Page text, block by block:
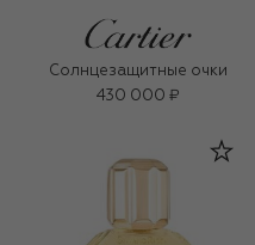
Солнцезащитные очки
430 000 ₽